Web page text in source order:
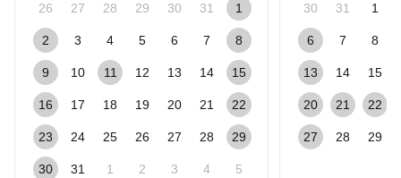
26 27 28 29 30 31 1
2 3 4 5 6 7 8
9 10 11 12 13 14 15
16 17 18 19 20 21 22
23 24 25 26 27 28 29
30 31 1 2 3 4 5
30 31 1
6 7 8
13 14 15
20 21 22
27 28 29